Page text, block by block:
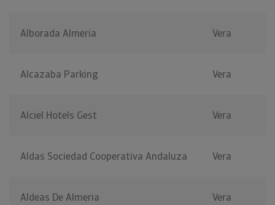
Alborada Almeria Vera
Alcazaba Parking Vera
Alciel Hotels Gest Vera
Aldas Sociedad Cooperativa Andaluza Vera
Aldeas De Almeria Vera